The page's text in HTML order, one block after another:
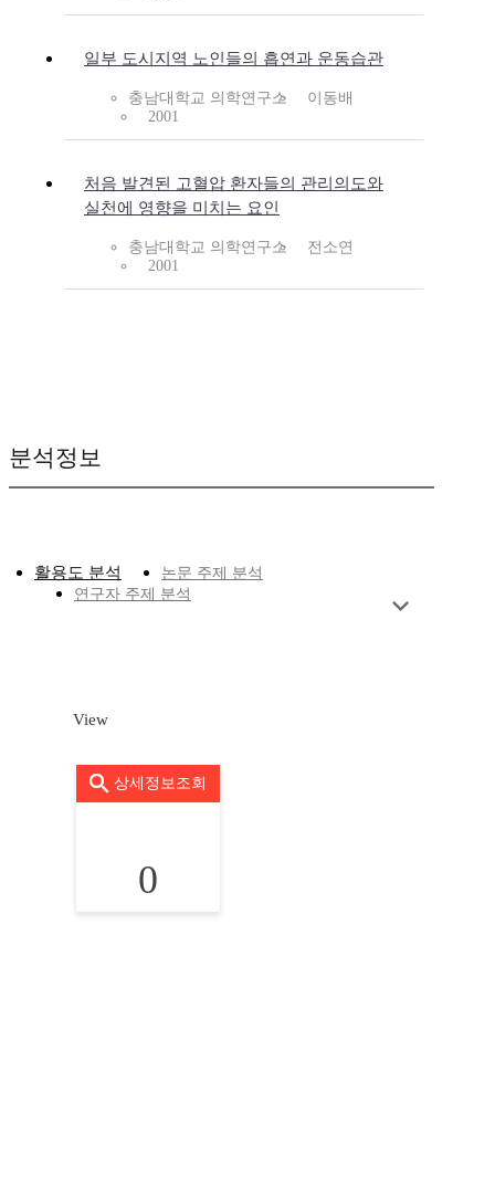
일부 도시지역 노인들의 흡연과 운동습관
충남대학교 의학연구소
이동배
2001
처음 발견된 고혈압 환자들의 관리의도와
실천에 영향을 미치는 요인
충남대학교 의학연구소
전소연
2001
분석정보
활용도 분석
논문 주제 분석
연구자 주제 분석
View
상세정보조회
0